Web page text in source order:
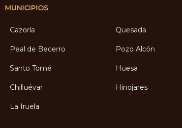
MUNICIPIOS
Cazorla
Peal de Becerro
Santo Tomé
Chilluévar
La Iruela
Quesada
Pozo Alcón
Huesa
Hinojares